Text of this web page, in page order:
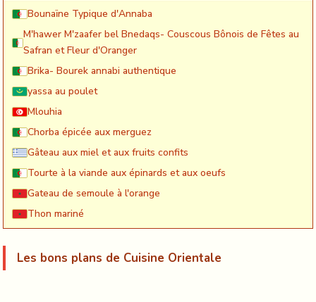
Bounaïne Typique d'Annaba
M'hawer M'zaafer bel Bnedaqs- Couscous Bônois de Fêtes au
Safran et Fleur d'Oranger
Brika- Bourek annabi authentique
yassa au poulet
Mlouhia
Chorba épicée aux merguez
Gâteau aux miel et aux fruits confits
Tourte à la viande aux épinards et aux oeufs
Gateau de semoule à l'orange
Thon mariné
Les bons plans de Cuisine Orientale